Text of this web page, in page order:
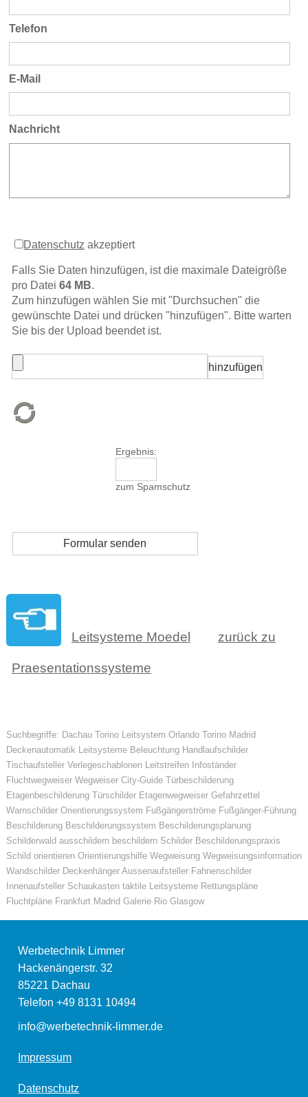
Telefon
E-Mail
Nachricht
Datenschutz akzeptiert
Falls Sie Daten hinzufügen, ist die maximale Dateigröße
pro Datei 64 MB.
Zum hinzufügen wählen Sie mit "Durchsuchen" die
gewünschte Datei und drücken "hinzufügen". Bitte warten
Sie bis der Upload beendet ist.
Ergebnis:
zum Spamschutz
Leitsysteme Moedel zurück zu
Praesentationssysteme
Suchbegriffe: Dachau Torino Leitsystem Orlando Torino Madrid
Deckenautomatik Leitsysteme Beleuchtung Handlaufschilder
Tischaufsteller Verlegeschablonen Leitstreifen Infoständer
Fluchtwegweiser Wegweiser City-Guide Türbeschilderung
Etagenbeschilderung Türschilder Etagenwegweiser Gefahrzettel
Warnschilder Orientierungssystem Fußgängerströme Fußgänger-Führung
Beschilderung Beschilderungssystem Beschilderungsplanung
Schilderwald ausschildern beschildern Schilder Beschilderungspraxis
Schild orientieren Orientierungshilfe Wegweisung Wegweisungsinformation
Wandschilder Deckenhänger Aussenaufsteller Fahnenschilder
Innenaufsteller Schaukasten taktile Leitsysteme Rettungspläne
Fluchtpläne Frankfurt Madrid Galerie Rio Glasgow
Werbetechnik Limmer
Hackenängerstr. 32
85221 Dachau
Telefon+49 8131 10494
info@werbetechnik-limmer.de
Impressum
Datenschutz